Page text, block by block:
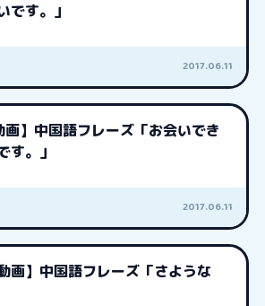
です。」
2017.06.11
画】中国語フレーズ「お会いでき
す。」
2017.06.11
画】中国語フレーズ「さような